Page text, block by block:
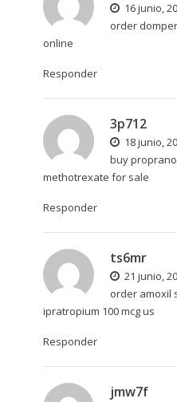
16 junio,
order
online
Responder
3p712
18 junio,
buy
methotrexate for sale
Responder
ts6mr
21 junio,
order amoxil
ipratropium 100 mcg us
Responder
jmw7f